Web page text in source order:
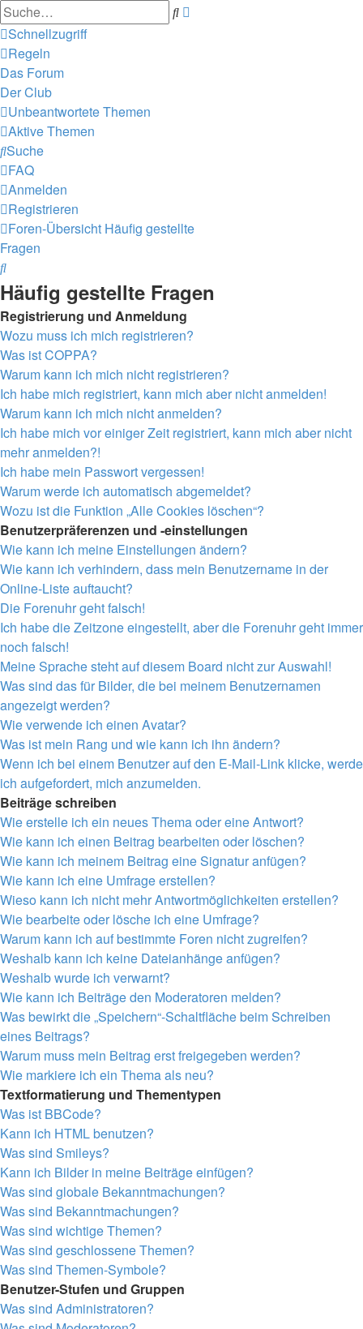
Suche
Schnellzugriff
Regeln
Das Forum
Der Club
Unbeantwortete Themen
Aktive Themen
Suche
FAQ
Anmelden
Registrieren
Foren-Übersicht Häufig gestellte
Fragen
Suche
Häufig gestellte Fragen
Registrierung und Anmeldung
Wozu muss ich mich registrieren?
Was ist COPPA?
Warum kann ich mich nicht registrieren?
Ich habe mich registriert, kann mich aber nicht anmelden!
Warum kann ich mich nicht anmelden?
Ich habe mich vor einiger Zeit registriert, kann mich aber nicht
mehr anmelden?!
Ich habe mein Passwort vergessen!
Warum werde ich automatisch abgemeldet?
Wozu ist die Funktion „Alle Cookies löschen“?
Benutzerpräferenzen und -einstellungen
Wie kann ich meine Einstellungen ändern?
Wie kann ich verhindern, dass mein Benutzername in der
Online-Liste auftaucht?
Die Forenuhr geht falsch!
Ich habe die Zeitzone eingestellt, aber die Forenuhr geht immer
noch falsch!
Meine Sprache steht auf diesem Board nicht zur Auswahl!
Was sind das für Bilder, die bei meinem Benutzernamen
angezeigt werden?
Wie verwende ich einen Avatar?
Was ist mein Rang und wie kann ich ihn ändern?
Wenn ich bei einem Benutzer auf den E-Mail-Link klicke, werde
ich aufgefordert, mich anzumelden.
Beiträge schreiben
Wie erstelle ich ein neues Thema oder eine Antwort?
Wie kann ich einen Beitrag bearbeiten oder löschen?
Wie kann ich meinem Beitrag eine Signatur anfügen?
Wie kann ich eine Umfrage erstellen?
Wieso kann ich nicht mehr Antwortmöglichkeiten erstellen?
Wie bearbeite oder lösche ich eine Umfrage?
Warum kann ich auf bestimmte Foren nicht zugreifen?
Weshalb kann ich keine Dateianhänge anfügen?
Weshalb wurde ich verwarnt?
Wie kann ich Beiträge den Moderatoren melden?
Was bewirkt die „Speichern“-Schaltfläche beim Schreiben
eines Beitrags?
Warum muss mein Beitrag erst freigegeben werden?
Wie markiere ich ein Thema als neu?
Textformatierung und Thementypen
Was ist BBCode?
Kann ich HTML benutzen?
Was sind Smileys?
Kann ich Bilder in meine Beiträge einfügen?
Was sind globale Bekanntmachungen?
Was sind Bekanntmachungen?
Was sind wichtige Themen?
Was sind geschlossene Themen?
Was sind Themen-Symbole?
Benutzer-Stufen und Gruppen
Was sind Administratoren?